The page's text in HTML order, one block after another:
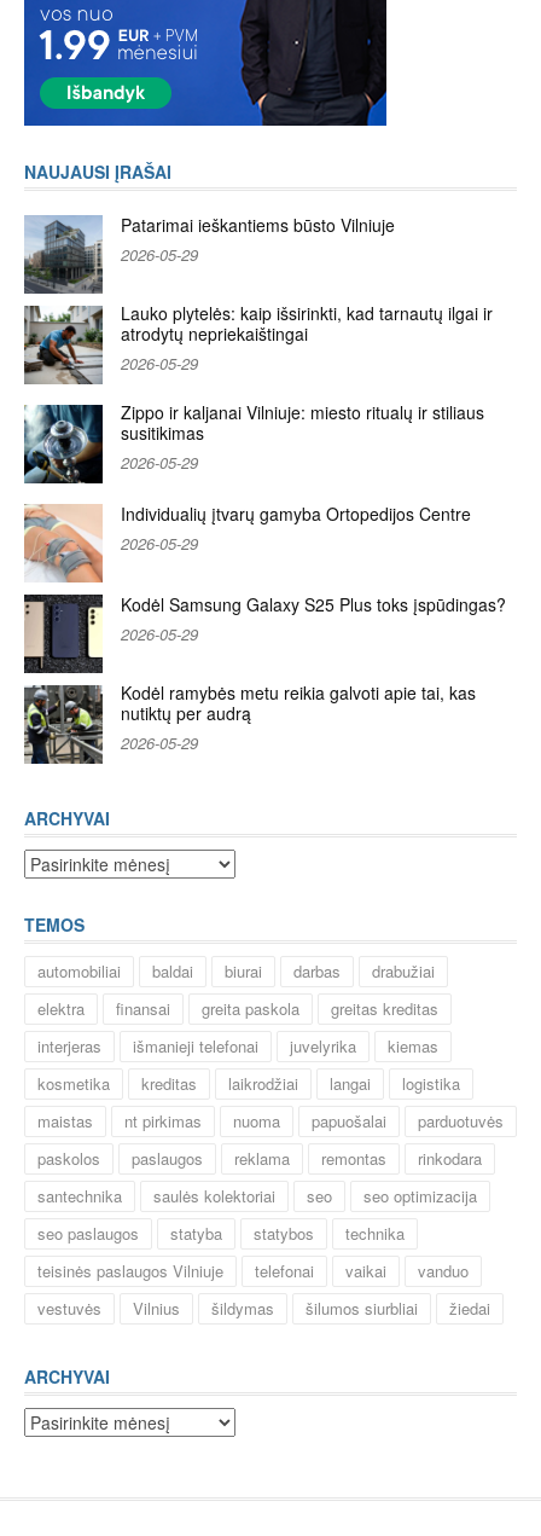
NAUJAUSI ĮRAŠAI
Patarimai ieškantiems būsto Vilniuje
2026-05-29
Lauko plytelės: kaip išsirinkti, kad tarnautų ilgai ir
atrodytų nepriekaištingai
2026-05-29
Zippo ir kaljanai Vilniuje: miesto ritualų ir stiliaus
susitikimas
2026-05-29
Individualių įtvarų gamyba Ortopedijos Centre
2026-05-29
Kodėl Samsung Galaxy S25 Plus toks įspūdingas?
2026-05-29
Kodėl ramybės metu reikia galvoti apie tai, kas
nutiktų per audrą
2026-05-29
ARCHYVAI
Archyvai
TEMOS
automobiliai baldai biurai darbas
drabužiai
elektra
finansai greita paskola
greitas kreditas
interjeras
išmanieji telefonai juvelyrika
kiemas
kosmetika
kreditas laikrodžiai langai
logistika
maistas
nt pirkimas nuoma papuošalai
parduotuvės
paskolos
paslaugos reklama remontas
rinkodara
santechnika
saulės kolektoriai seo
seo optimizacija
seo paslaugos
statyba statybos
technika
teisinės paslaugos Vilniuje
telefonai vaikai
vanduo
vestuvės
Vilnius šildymas šilumos siurbliai žiedai
ARCHYVAI
Archyvai